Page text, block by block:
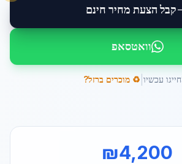
קבל הצעת מחיר חינם
וואטסאפ
חייגו עכשיו ♻️ מוכרים ברזל?
₪4,200